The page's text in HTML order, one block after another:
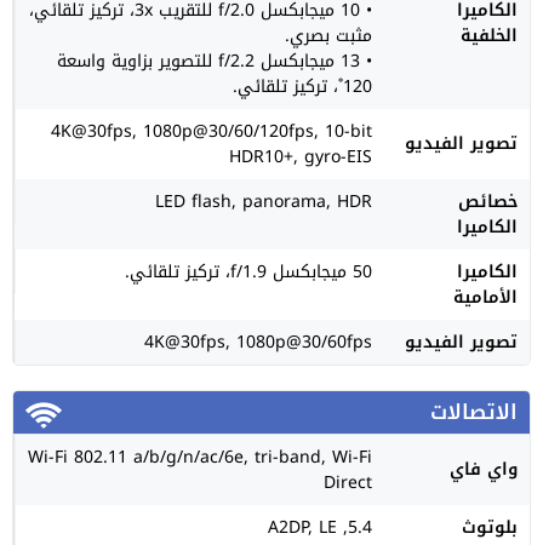
الكاميرا
الخلفية
• 10 ميجابكسل f/2.0 للتقريب 3x، تركيز تلقائي،
مثبت بصري.
• 13 ميجابكسل f/2.2 للتصوير بزاوية واسعة
120˚، تركيز تلقائي.
تصوير الفيديو
4K@30fps, 1080p@30/60/120fps, 10-bit
HDR10+, gyro-EIS
خصائص
الكاميرا
LED flash, panorama, HDR
الكاميرا
الأمامية
50 ميجابكسل f/1.9، تركيز تلقائي.
تصوير الفيديو 4K@30fps, 1080p@30/60fps
الاتصالات
واي فاي Wi-Fi 802.11 a/b/g/n/ac/6e, tri-band, Wi-Fi
Direct
بلوتوث
5.4, A2DP, LE